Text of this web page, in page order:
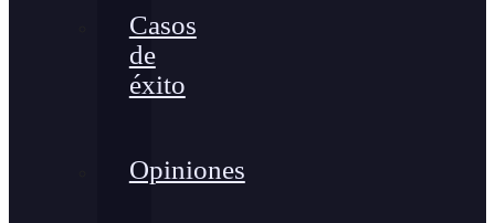
Casos
de
éxito
Opiniones